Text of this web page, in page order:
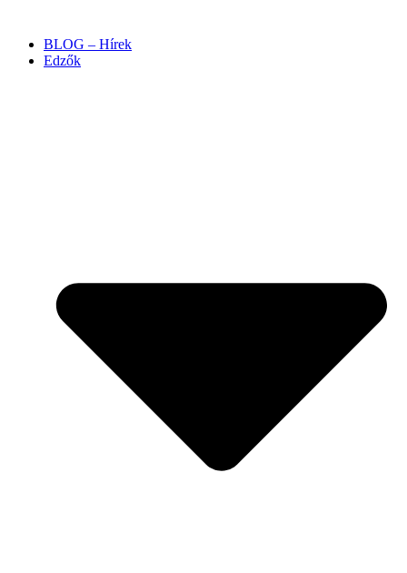
BLOG – Hírek
Edzők